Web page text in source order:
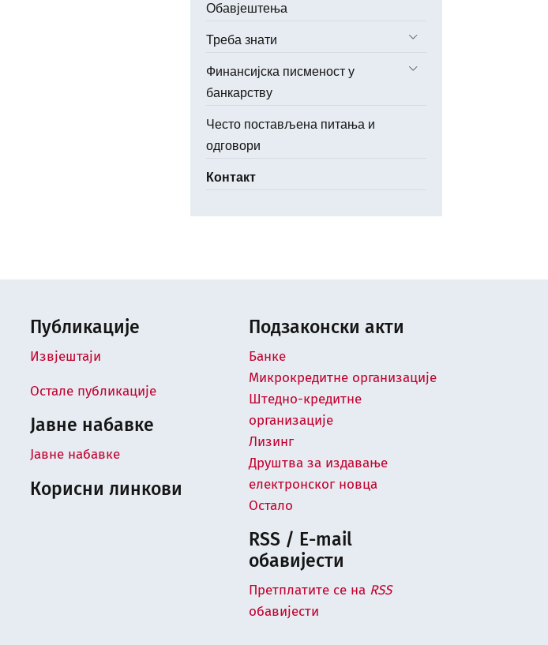
Обавјештења
Треба знати
Финансијска писменост у
банкарству
Често постављена питања и
одговори
Контакт
Публикације
Извјештаји
Остале публикације
Јавне набавке
Јавне набавке
Корисни линкови
Подзаконски акти
Банке
Микрокредитне организације
Штедно-кредитне
организације
Лизинг
Друштва за издавање
електронског новца
Остало
RSS / E-mail
обавијести
Претплатите се на RSS
обавијести